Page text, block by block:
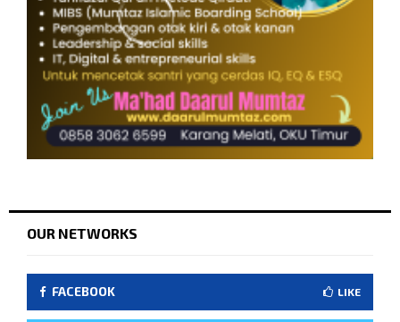
OUR NETWORKS
FACEBOOK LIKE